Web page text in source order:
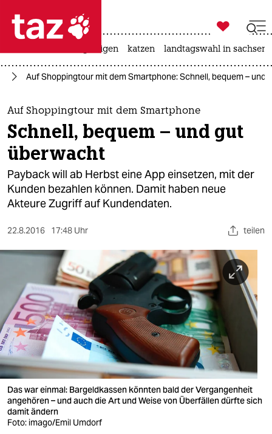
 taz zahl ich
taz zahl ich
themen
politik
öko
gesellschaft
sport
nord
wahrheit
verlag
verlag
veranstaltungen
shop

taz zahl ich
bergsteigen katzen landtagswahl in
Auf Shoppingtour mit dem Smartphone: Schnell, bequem – und
Auf Shoppingtour mit dem Smartphone
Schnell, bequem – und gut
überwacht
Payback will ab Herbst eine App einsetzen, mit der
Kunden bezahlen können. Damit haben neue
Akteure Zugriff auf Kundendaten.
22.8.2016 17:48 Uhr teilen
Das war einmal: Bargeldkassen könnten bald der Vergangenheit
angehören – und auch die Art und Weise von Überfällen dürfte sich
damit ändern
Foto: imago/Emil Umdorf